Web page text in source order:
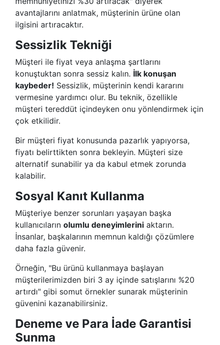
avantajlarını anlatmak, müşterinin ürüne olan
ilgisini artıracaktır.
Sessizlik Tekniği
Müşteri ile fiyat veya anlaşma şartlarını
konuştuktan sonra sessiz kalın. İlk konuşan
kaybeder! Sessizlik, müşterinin kendi kararını
vermesine yardımcı olur. Bu teknik, özellikle
müşteri tereddüt içindeyken onu yönlendirmek için
çok etkilidir.
Bir müşteri fiyat konusunda pazarlık yapıyorsa,
fiyatı belirttikten sonra bekleyin. Müşteri size
alternatif sunabilir ya da kabul etmek zorunda
kalabilir.
Sosyal Kanıt Kullanma
Müşteriye benzer sorunları yaşayan başka
kullanıcıların olumlu deneyimlerini aktarın.
İnsanlar, başkalarının memnun kaldığı çözümlere
daha fazla güvenir.
Örneğin, "Bu ürünü kullanmaya başlayan
müşterilerimizden biri 3 ay içinde satışlarını %20
artırdı" gibi somut örnekler sunarak müşterinin
güvenini kazanabilirsiniz.
Deneme ve Para İade Garantisi
Sunma